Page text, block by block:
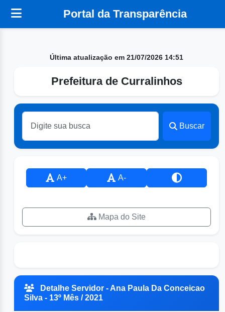
Portal da Transparência
Última atualização em 21/07/2026 14:51
Prefeitura de Curralinhos
Buscar
A+ A-
Mapa do Site
Detalhe Servidor - Ana Paula Da Conceicao
Silva - 13º Mês / 2021